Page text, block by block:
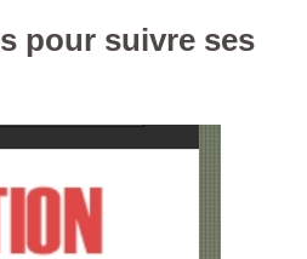
pour suivre ses